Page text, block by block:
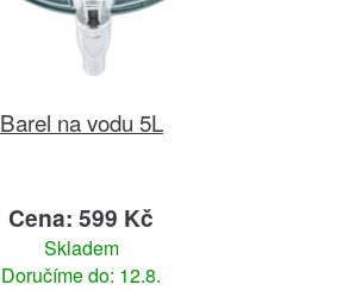
Barel na vodu 5L
Cena: 599 Kč
Skladem
Doručíme do: 12.8.